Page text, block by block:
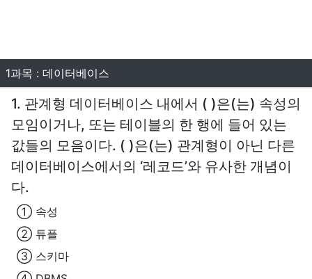
1과목 : 데이터베이스
1. 관계형 데이터베이스 내에서 ( )은(는) 속성의
모임이거나, 또는 테이블의 한 행에 들어 있는
값들의 모음이다. ( )은(는) 관계형이 아닌 다른
데이터베이스에서의 ‘레코드’와 유사한 개념이
다.
① 속성
② 튜플
③ 스키마